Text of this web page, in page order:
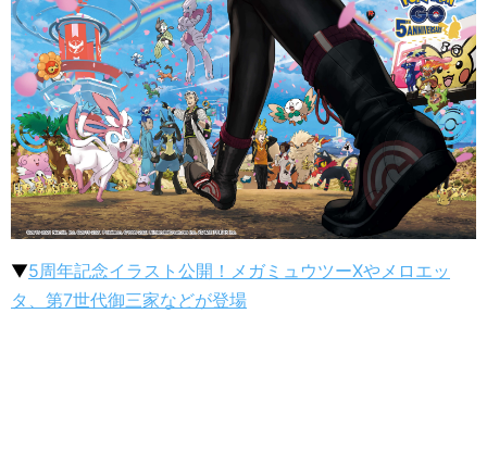
▼5周年記念イラスト公開！メガミュウツーXやメロエッ
タ、第7世代御三家などが登場